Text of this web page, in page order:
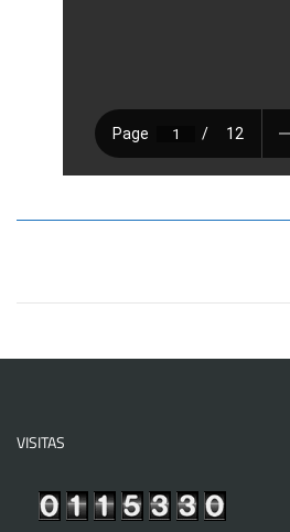
VISITAS